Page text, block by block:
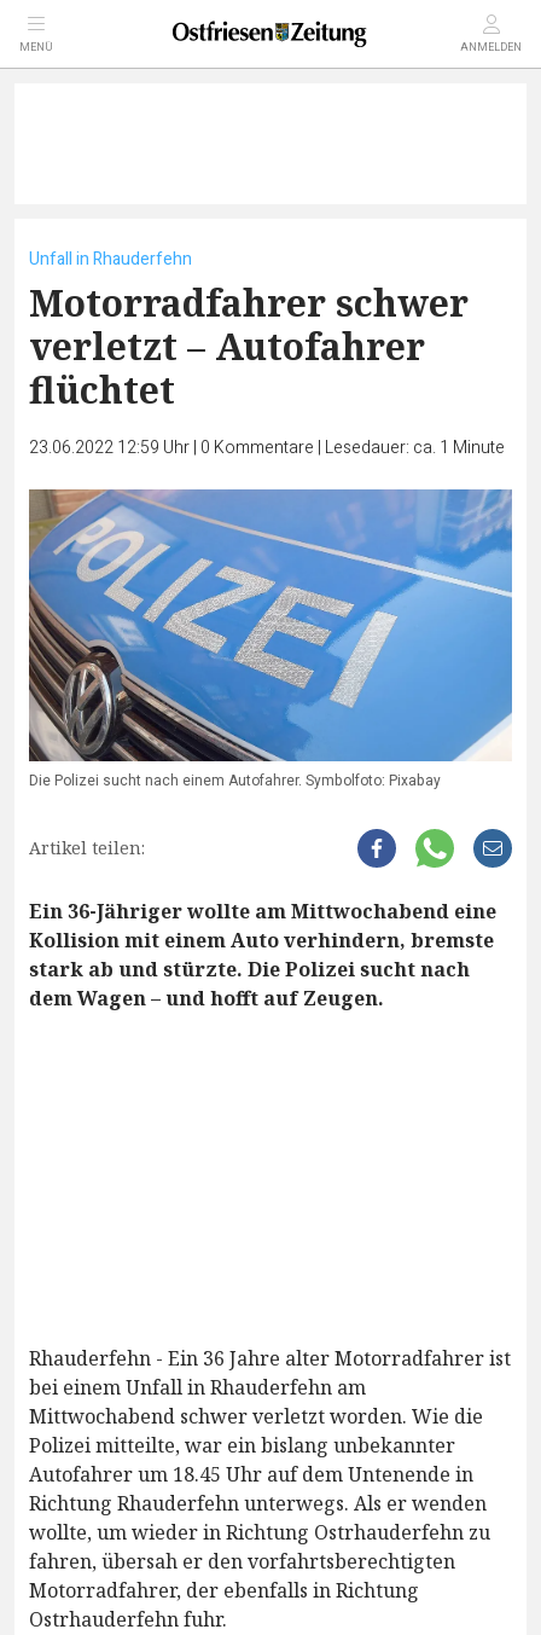
MENÜ ANMELDEN
Unfall in Rhauderfehn
Motorradfahrer schwer
verletzt – Autofahrer
flüchtet
23.06.2022 12:59 Uhr| 0 Kommentare | Lesedauer: ca. 1 Minute
Die Polizei sucht nach einem Autofahrer. Symbolfoto: Pixabay
Artikel teilen:
Ein 36-Jähriger wollte am Mittwochabend eine
Kollision mit einem Auto verhindern, bremste
stark ab und stürzte. Die Polizei sucht nach
dem Wagen – und hofft auf Zeugen.
Rhauderfehn - Ein 36 Jahre alter Motorradfahrer ist
bei einem Unfall in Rhauderfehn am
Mittwochabend schwer verletzt worden. Wie die
Polizei mitteilte, war ein bislang unbekannter
Autofahrer um 18.45 Uhr auf dem Untenende in
Richtung Rhauderfehn unterwegs. Als er wenden
wollte, um wieder in Richtung Ostrhauderfehn zu
fahren, übersah er den vorfahrtsberechtigten
Motorradfahrer, der ebenfalls in Richtung
Ostrhauderfehn fuhr.